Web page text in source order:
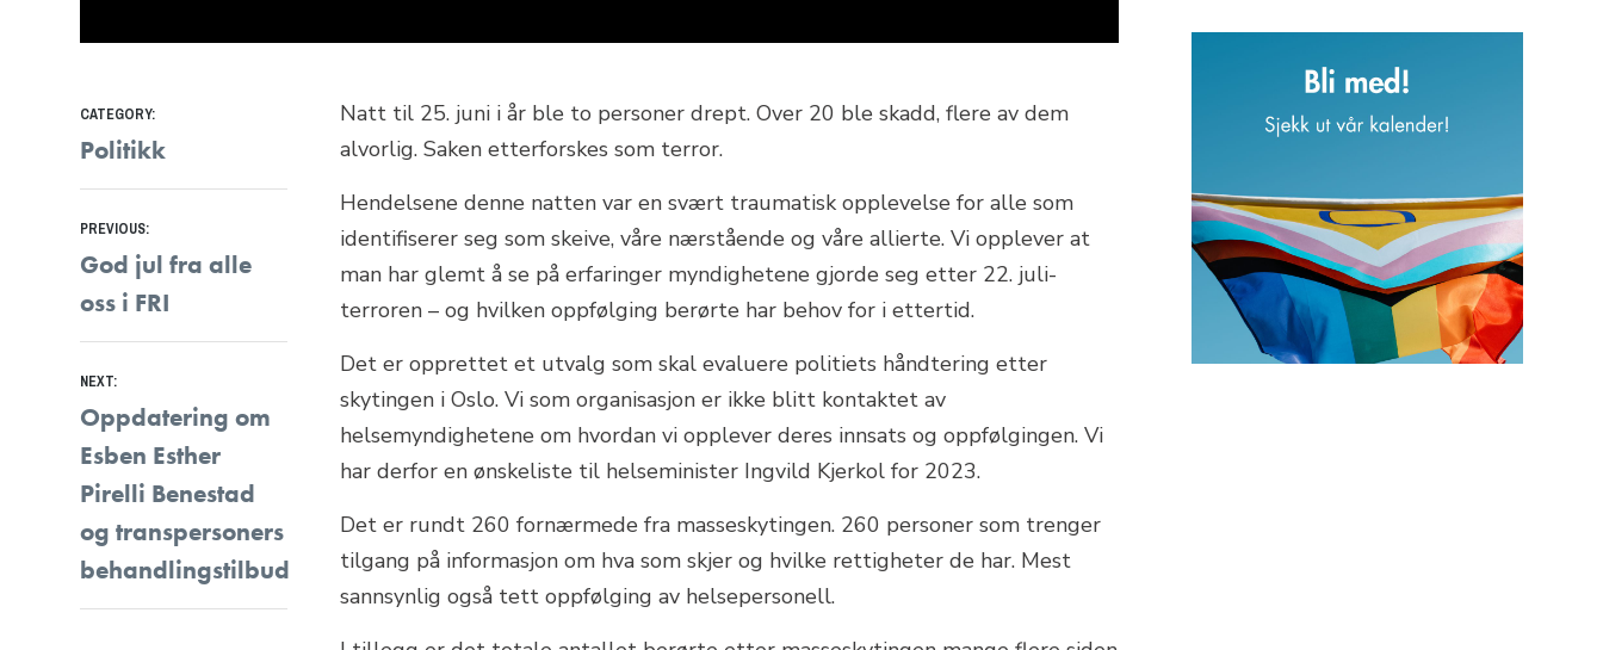
Natt til 25. juni i år ble to personer drept. Over 20 ble skadd, flere av dem
alvorlig. Saken etterforskes som terror.
Hendelsene denne natten var en svært traumatisk opplevelse for alle som
identifiserer seg som skeive, våre nærstående og våre allierte. Vi opplever at
man har glemt å se på erfaringer myndighetene gjorde seg etter 22. juli-
terroren – og hvilken oppfølging berørte har behov for i ettertid.
Det er opprettet et utvalg som skal evaluere politiets håndtering etter
skytingen i Oslo. Vi som organisasjon er ikke blitt kontaktet av
helsemyndighetene om hvordan vi opplever deres innsats og oppfølgingen. Vi
har derfor en ønskeliste til helseminister Ingvild Kjerkol for 2023.
Det er rundt 260 fornærmede fra masseskytingen. 260 personer som trenger
tilgang på informasjon om hva som skjer og hvilke rettigheter de har. Mest
sannsynlig også tett oppfølging av helsepersonell.
CATEGORY:
Politikk
Innleggsnavigasjon
PREVIOUS:
Previous
post:
God jul fra alle
oss i FRI
NEXT:
Next
post:
Oppdatering om
Esben Esther
Pirelli Benestad
og transpersoners
behandlingstilbud